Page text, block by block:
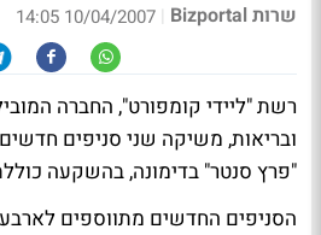
שרות Bizportal |
10/04/2007 14:05
רשת "ליידי קומפורט", החברה
ובריאות, משיקה שני סניפים חדשים
"פרץ סנטר" בדימונה, בהשקעה כוללת של 700
הסניפים החדשים מתווספים